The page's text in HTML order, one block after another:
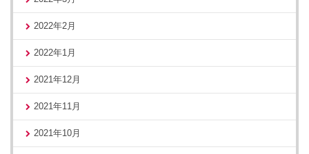
2022年2月
2022年1月
2021年12月
2021年11月
2021年10月